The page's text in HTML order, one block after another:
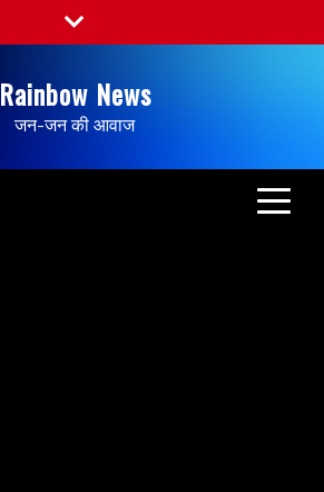
Rainbow News
जन-जन की आवाज